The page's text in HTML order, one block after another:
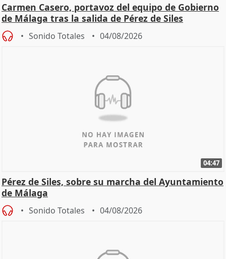
Carmen Casero, portavoz del equipo de Gobierno
de Málaga tras la salida de Pérez de Siles
Sonido Totales 04/08/2026
04:47
Pérez de Siles, sobre su marcha del Ayuntamiento
de Málaga
Sonido Totales 04/08/2026